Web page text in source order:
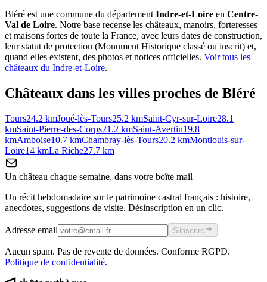
Bléré est une commune du départementIndre-et-Loire en Centre-
Val de Loire. Notre base recense les châteaux, manoirs, forteresses
et maisons fortes de toute la France, avec leurs dates de construction,
leur statut de protection (Monument Historique classé ou inscrit) et,
quand elles existent, des photos et notices officielles. Voir tous les
châteaux du Indre-et-Loire.
Châteaux dans les villes proches de Bléré
Tours24.2 kmJoué-lès-Tours25.2 kmSaint-Cyr-sur-Loire28.1
kmSaint-Pierre-des-Corps21.2 kmSaint-Avertin19.8
kmAmboise10.7 kmChambray-lès-Tours20.2 kmMontlouis-sur-
Loire14 kmLa Riche27.7 km
Un château chaque semaine, dans votre boîte mail
Un récit hebdomadaire sur le patrimoine castral français : histoire,
anecdotes, suggestions de visite. Désinscription en un clic.
Adresse email S'inscrire
Aucun spam. Pas de revente de données. Conforme RGPD.
Politique de confidentialité.